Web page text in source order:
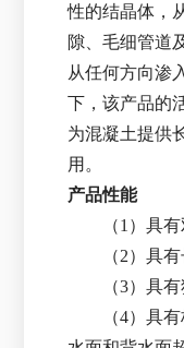
性的结晶体，
隙、毛细管道
从任何方向渗
下，该产品的
为混凝土提供
用。
产品性能
（1）具
（2）具
（3）具
（4）具